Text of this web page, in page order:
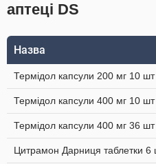
аптеці DS
Назва
Термідол капсули 200 мг 10 шт
Термідол капсули 400 мг 10 шт
Термідол капсули 400 мг 36 шт
Цитрамон Дарниця таблетки 6